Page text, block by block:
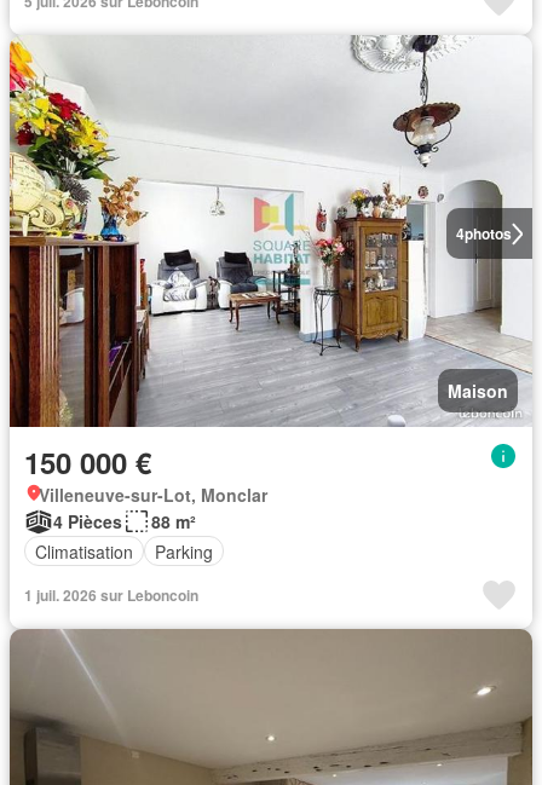
4photos
Maison
150 000 €
Villeneuve-sur-Lot, Monclar
4 Pièces
88 m²
Climatisation
Parking
1 juil. 2026 sur Leboncoin